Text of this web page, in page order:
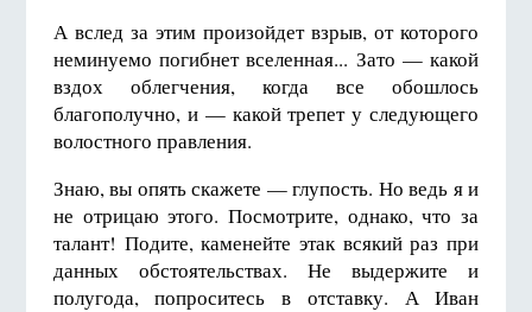
А вслед за этим произойдет взрыв, от которого
неминуемо погибнет вселенная... Зато — какой
вздох облегчения, когда все обошлось
благополучно, и — какой трепет у следующего
волостного правления.
Знаю, вы опять скажете — глупость. Но ведь я и
не отрицаю этого. Посмотрите, однако, что за
талант! Подите, каменейте этак всякий раз при
данных обстоятельствах. Не выдержите и
полугода, попроситесь в отставку. А Иван